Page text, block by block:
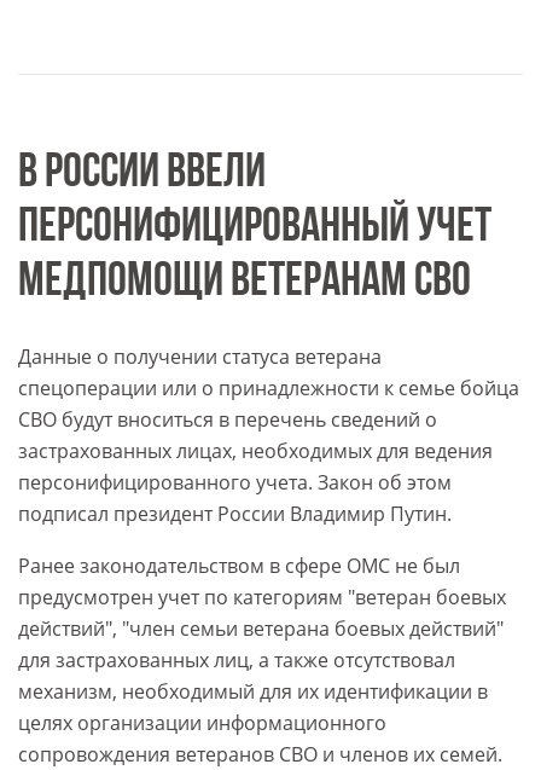
В РОССИИ ВВЕЛИ
ПЕРСОНИФИЦИРОВАННЫЙ УЧЕТ
МЕДПОМОЩИ ВЕТЕРАНАМ СВО
Данные о получении статуса ветерана
спецоперации или о принадлежности к семье бойца
СВО будут вноситься в перечень сведений о
застрахованных лицах, необходимых для ведения
персонифицированного учета. Закон об этом
подписал президент России Владимир Путин.
Ранее законодательством в сфере ОМС не был
предусмотрен учет по категориям "ветеран боевых
действий", "член семьи ветерана боевых действий"
для застрахованных лиц, а также отсутствовал
механизм, необходимый для их идентификации в
целях организации информационного
сопровождения ветеранов СВО и членов их семей.